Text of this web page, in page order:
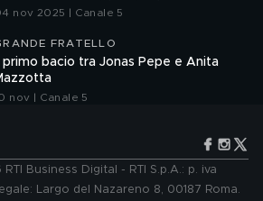
nov 2025 | Canale 5
FRATELLO
Il primo bacio tra Jonas Pepe e Anita
nov | Canale 5
Business Digital - RTI S.p.A.: p. iva
Largo del Nazareno 8, 00187 Roma.